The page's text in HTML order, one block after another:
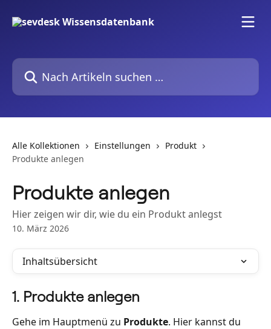
Nach Artikeln suchen …
Alle Kollektionen Einstellungen
Produkt
Produkte anlegen
Produkte anlegen
Hier zeigen wir dir, wie du ein Produkt anlegst
10. März 2026
Inhaltsübersicht
1. Produkte anlegen
Gehe im Hauptmenü zu Produkte. Hier kannst du